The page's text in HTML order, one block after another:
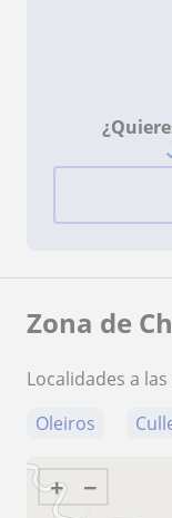
Zona de
Localidades a
Oleiros
+ −